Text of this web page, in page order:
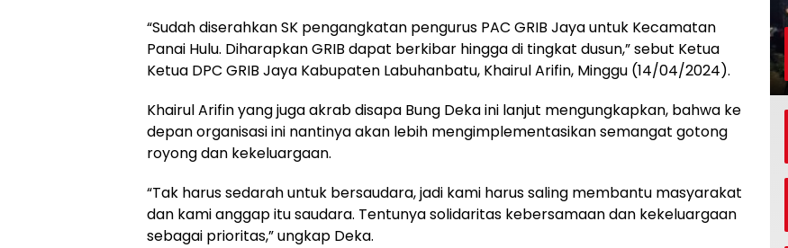
“Sudah diserahkan SK pengangkatan pengurus PAC GRIB Jaya untuk Kecamatan
Panai Hulu. Diharapkan GRIB dapat berkibar hingga di tingkat dusun,” sebut Ketua
Ketua DPC GRIB Jaya Kabupaten Labuhanbatu, Khairul Arifin, Minggu (14/04/2024).
Khairul Arifin yang juga akrab disapa Bung Deka ini lanjut mengungkapkan, bahwa ke
depan organisasi ini nantinya akan lebih mengimplementasikan semangat gotong
royong dan kekeluargaan.
“Tak harus sedarah untuk bersaudara, jadi kami harus saling membantu masyarakat
dan kami anggap itu saudara. Tentunya solidaritas kebersamaan dan kekeluargaan
sebagai prioritas,” ungkap Deka.